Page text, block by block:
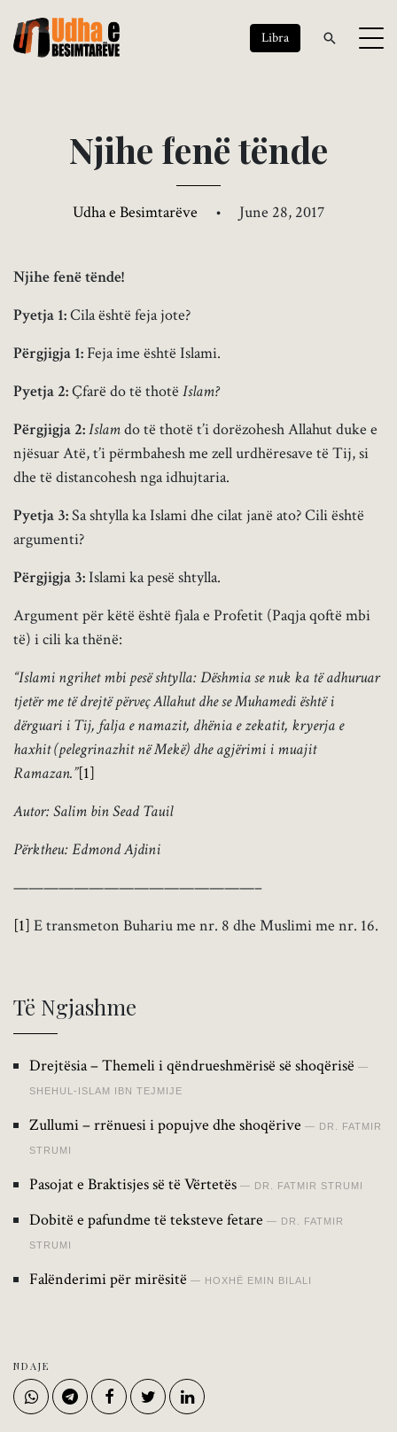
Libra
Njihe fenëtënde
Udha e Besimtarëve • June 28, 2017
Njihe fenë tënde!
Pyetja 1:Cila është feja jote?
Përgjigja 1:Feja ime është Islami.
Pyetja 2:Çfarë do të thotë Islam?
Përgjigja 2:Islamdo të thotë t’i dorëzohesh Allahut duke e
njësuar Atë, t’i përmbahesh me zell urdhëresave të Tij, si
dhe të distancohesh nga idhujtaria.
Pyetja 3:Sa shtylla ka Islami dhe cilat janë ato? Cili është
argumenti?
Përgjigja 3:Islami ka pesë shtylla.
Argument për këtë është fjala e Profetit (Paqja qoftë mbi
të) i cili ka thënë:
“Islami ngrihet mbi pesë shtylla: Dëshmia se nuk ka të adhuruar
tjetër me të drejtë përveç Allahut dhe se Muhamedi është i
dërguari i Tij, falja e namazit, dhënia e zekatit, kryerja e
haxhit (pelegrinazhit në Mekë) dhe agjërimi i muajit
Ramazan.”[1]
Autor: Salim bin Sead Tauil
Përktheu: Edmond Ajdini
————————————————–
[1] E transmeton Buhariu me nr. 8 dhe Muslimi me nr. 16.
Të Ngjashme
Drejtësia – Themeli i qëndrueshmërisë së shoqërisë
SHEHUL-ISLAM IBN TEJMIJE
Zullumi – rrënuesi i popujve dhe shoqërive DR. FATMIR
STRUMI
Pasojat e Braktisjes së të Vërtetës DR. FATMIR STRUMI
Dobitë e pafundme të teksteve fetare DR. FATMIR
STRUMI
Falënderimi për mirësitë HOXHË EMIN BILALI
NDAJE